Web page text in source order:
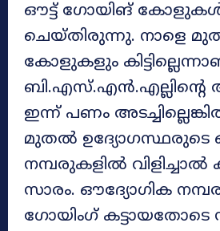
ഔട്ട് ഗോയിങ് കോളുകള്‍
ചെയ്തിരുന്നു. നാളെ
കോളുകളും
ബി.എസ്.എൻ.എല്ലിൻ്റെ
ഇന്ന് പണം
മുതൽ ഉദ്യോഗസ്ഥരുടെ
നമ്പരുകളില്‍ വിളിച്ചാല്‍
സാരം. ഔദ്യോഗിക
ഗോയിംഗ് കട്ടായതോടെ